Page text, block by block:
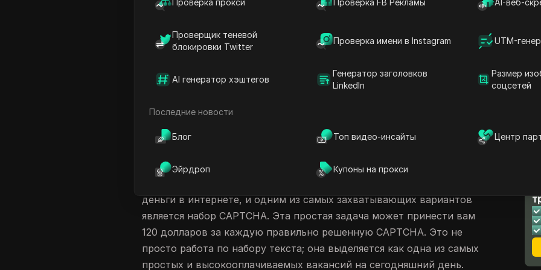
Проверка прокси Проверка FB Рекламы AI-веб-
Проверщик теневой
блокировки Twitter
Проверка имени в Instagram UTM-
AI генератор хэштегов
Генератор заголовков
LinkedIn
Размер
соцсетей
Последние новости
Блог Топ видео-инсайты Центр
Эйрдроп Купоны на прокси
Изучение MegaTypers
Методы оплаты на MegaTypers
Представляем приложение Pawns
Самый высокооплачиваемый сайт: Colo.com
Часто задаваемые вопросы
Введение в заработок в интернете в 2024 году
деньги в интернете, и одним из самых захватывающих вариантов
является набор CAPTCHA. Эта простая задача может принести вам
120 долларов за каждую правильно решенную CAPTCHA. Это не
просто работа по набору текста; она выделяется как одна из самых
простых и высокооплачиваемых вакансий на сегодняшний день.